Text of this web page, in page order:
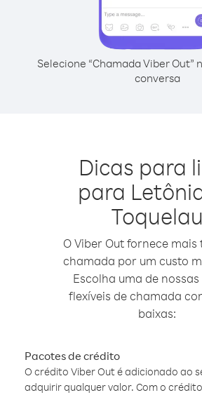
Selecione “Chamada Viber Out”
conversa
Dicas para
para
Toquelau
O Viber Out fornece mais
chamada por um custo
Escolha uma de
flexíveis de chamada
baixas:
Pacotes de crédito
O crédito Viber Out é adicionado ao
adquirir qualquer valor. Com o